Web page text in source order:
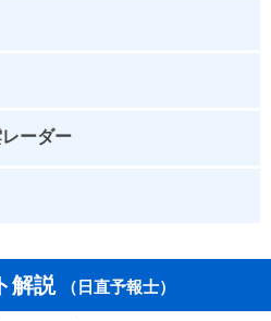
ーダー
解説 （日直予報士）